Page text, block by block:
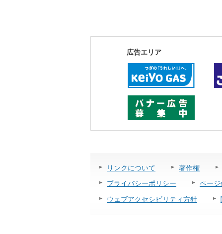
広告エリア
リンクについて 著作権
プライバシーポリシー
ページ
ウェブアクセシビリティ方針